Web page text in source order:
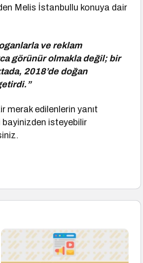
Melis İstanbullu konuya dair
ve reklam
görünür olmakla değil; bir
2018’de doğan
merak edilenlerin yanıt
bayinizden isteyebilir